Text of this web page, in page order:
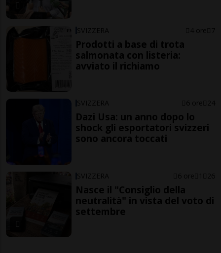
SVIZZERA 4 ore 7
Prodotti a base di trota
salmonata con listeria:
avviato il richiamo
SVIZZERA 6 ore 24
Dazi Usa: un anno dopo lo
shock gli esportatori svizzeri
sono ancora toccati
SVIZZERA 6 ore 1 26
Nasce il "Consiglio della
neutralità" in vista del voto di
settembre